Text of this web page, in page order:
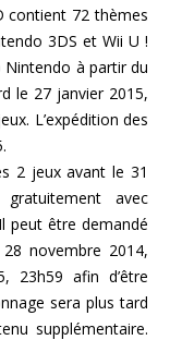
contient 72 thèmes
3DS et Wii U !
Nintendo à partir du
le 27 janvier 2015,
L’expédition des
2 jeux avant le 31
avec
peut être demandé
novembre 2014,
23h59 afin d’être
sera plus tard
supplémentaire.